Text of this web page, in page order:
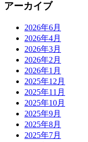
アーカイブ
2026年6月
2026年4月
2026年3月
2026年2月
2026年1月
2025年12月
2025年11月
2025年10月
2025年9月
2025年8月
2025年7月